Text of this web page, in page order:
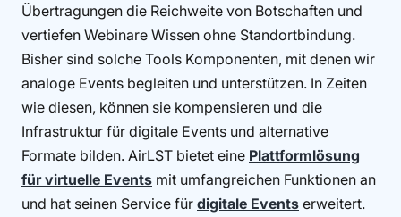
Übertragungen die Reichweite von Botschaften und
vertiefen Webinare Wissen ohne Standortbindung.
Bisher sind solche Tools Komponenten, mit denen wir
analoge Events begleiten und unterstützen. In Zeiten
wie diesen, können sie kompensieren und die
Infrastruktur für digitale Events und alternative
Formate bilden. AirLST bietet eine Plattformlösung
für virtuelle Events mit umfangreichen Funktionen an
und hat seinen Service für digitale Events erweitert.